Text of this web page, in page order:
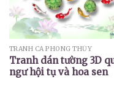
TRANH CÁ PHONG THỦY
Tranh dán tường 3D
ngư hội tụ và hoa sen